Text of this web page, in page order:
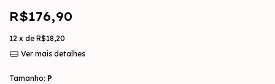
R$176,90
12 x de R$18,20
Ver mais detalhes
Tamanho: P